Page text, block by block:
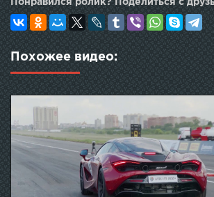
Понравился ролик? Поделиться с
Похожее видео: